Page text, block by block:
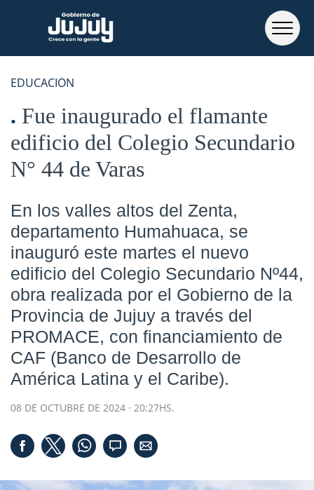
EDUCACIÓN
Fue inaugurado el flamante
edificio del Colegio Secundario
N° 44 de Varas
En los valles altos del Zenta,
departamento Humahuaca, se
inauguró este martes el nuevo
edificio del Colegio Secundario Nº44,
obra realizada por el Gobierno de la
Provincia de Jujuy a través del
PROMACE, con financiamiento de
CAF (Banco de Desarrollo de
América Latina y el Caribe).
08 DE OCTUBRE DE 2024 · 20:27HS.